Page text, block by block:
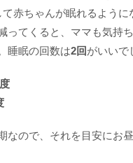
て赤ちゃんが眠れるよう
ってくると、ママも気持
睡眠の回数は2回がいいで
なので、それを目安にお